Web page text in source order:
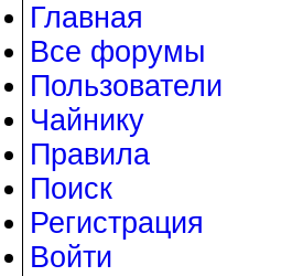
Главная
Все форумы
Пользователи
Чайнику
Правила
Поиск
Регистрация
Войти